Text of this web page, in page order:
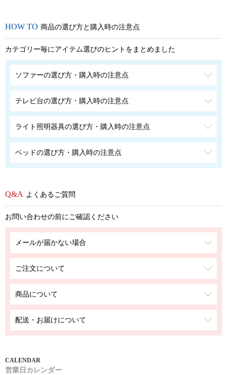
商品の選び方と購入時の注意点
カテゴリー毎にアイテム選びのヒントをまとめました
ソファーの選び方・購入時の注意点
テレビ台の選び方・購入時の注意点
ライト照明器具の選び方・購入時の注意点
ベッドの選び方・購入時の注意点
よくあるご質問
お問い合わせの前にご確認ください
メールが届かない場合
ご注文について
商品について
配送・お届けについて
営業日カレンダー